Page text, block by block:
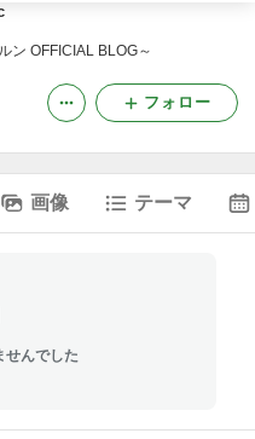
ン OFFICIAL BLOG～
フォロー
画像 テーマ
せんでした